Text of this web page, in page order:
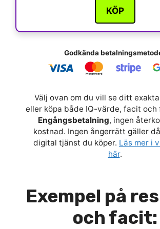
KÖP
Godkända
Välj ovan om du vill se ditt
eller köpa både IQ-värde, facit och
Engångsbetalning, ingen
kostnad. Ingen ångerrätt gäller
digital tjänst du köper. Läs mer i
här.
Exempel på
och facit: